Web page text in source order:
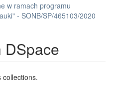
w ramach programu
- SONB/SP/465103/2020
DSpace
collections.